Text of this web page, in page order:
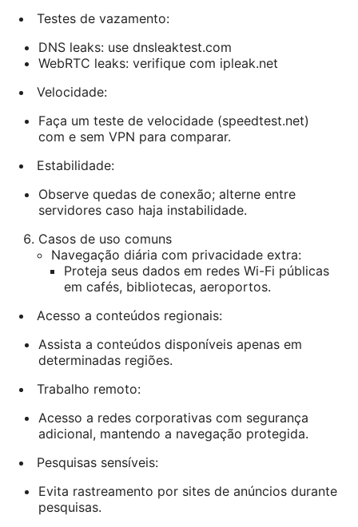
Testes de vazamento:
DNS leaks: use dnsleaktest.com
WebRTC leaks: verifique com ipleak.net
Velocidade:
Faça um teste de velocidade (speedtest.net)
com e sem VPN para comparar.
Estabilidade:
Observe quedas de conexão; alterne entre
servidores caso haja instabilidade.
Casos de uso comuns
Navegação diária com privacidade extra:
Proteja seus dados em redes Wi-Fi públicas
em cafés, bibliotecas, aeroportos.
Acesso a conteúdos regionais:
Assista a conteúdos disponíveis apenas em
determinadas regiões.
Trabalho remoto:
Acesso a redes corporativas com segurança
adicional, mantendo a navegação protegida.
Pesquisas sensíveis:
Evita rastreamento por sites de anúncios durante
pesquisas.